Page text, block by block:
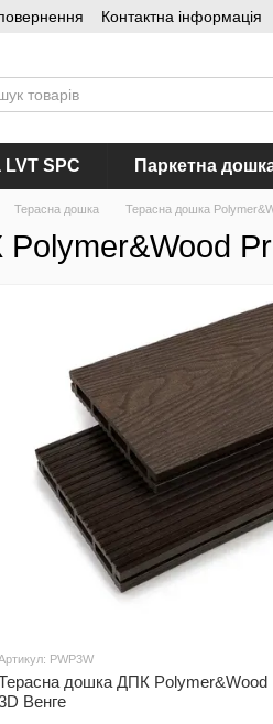
Контактна інформація
LVT SPC Паркетна
Терасна дошка Терасна дошка
PWP3W
дошка ДПК Polymer&Wood
Венге